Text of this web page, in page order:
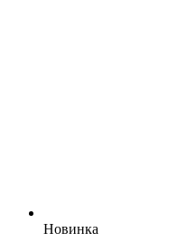
Новинка